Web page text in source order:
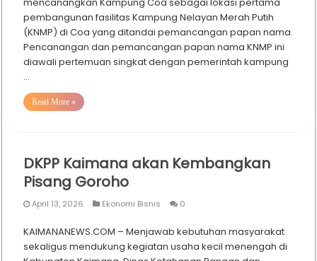
pembangunan fasilitas Kampung Nelayan Merah Putih
(KNMP) di Coa yang ditandai pemancangan papan nama.
Pencanangan dan pemancangan papan nama KNMP ini
diawali pertemuan singkat dengan pemerintah kampung
…
Read More »
DKPP Kaimana akan Kembangkan
Pisang Goroho
April 13, 2026 Ekonomi Bisnis 0
KAIMANANEWS.COM – Menjawab kebutuhan masyarakat
sekaligus mendukung kegiatan usaha kecil menengah di